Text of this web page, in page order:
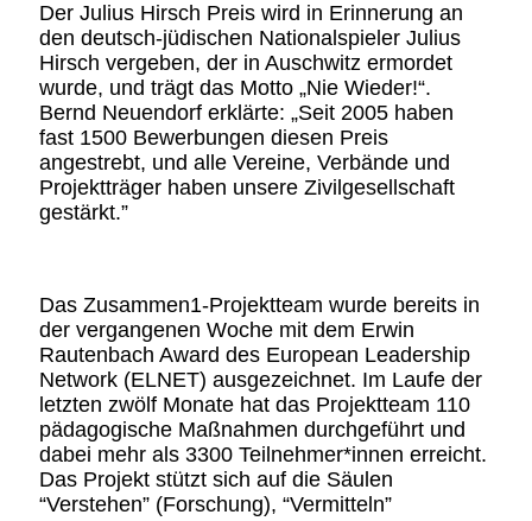
Der Julius Hirsch Preis wird in Erinnerung an
den deutsch-jüdischen Nationalspieler Julius
Hirsch vergeben, der in Auschwitz ermordet
wurde, und trägt das Motto „Nie Wieder!“.
Bernd Neuendorf erklärte: „Seit 2005 haben
fast 1500 Bewerbungen diesen Preis
angestrebt, und alle Vereine, Verbände und
Projektträger haben unsere Zivilgesellschaft
gestärkt.”
Das Zusammen1-Projektteam wurde bereits in
der vergangenen Woche mit dem Erwin
Rautenbach Award des European Leadership
Network (ELNET) ausgezeichnet. Im Laufe der
letzten zwölf Monate hat das Projektteam 110
pädagogische Maßnahmen durchgeführt und
dabei mehr als 3300 Teilnehmer*innen erreicht.
Das Projekt stützt sich auf die Säulen
“Verstehen” (Forschung), “Vermitteln”